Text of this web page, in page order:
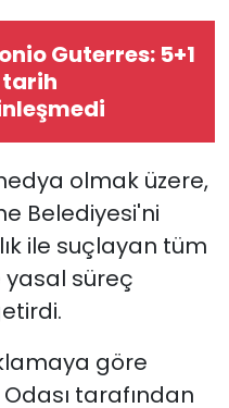
Guterres: 5+1
olmak üzere,
Belediyesi'ni
ile suçlayan tüm
yasal süreç
göre
Odası tarafından